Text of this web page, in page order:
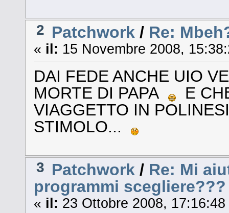
2 Patchwork / Re:
« il: 15 Novembre 2008,
DAI FEDE ANCHE UIO
MORTE DI PAPA
E
VIAGGETTO IN
STIMOLO...
3 Patchwork / Re: Mi
programmi scegliere???
« il: 23 Ottobre 2008, 17:16:48